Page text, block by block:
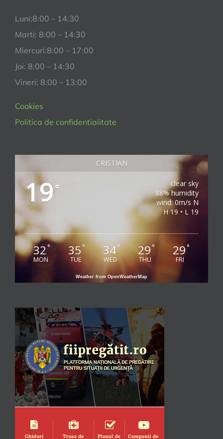
Luni:8:00 – 14:30
Marti: 8:00 – 14:30
Miercuri:8:00 – 17:00
Joi: 8:00 – 14:30
Vineri: 8:00 – 13:00
Cookies
Politica de confidentialitate
CRISTIAN
19°
clear sky
88% humidity
wind: 0m/s N
H 19 • L 19
32°
MON
35°
TUE
34°
WED
29°
THU
29°
FRI
Weather from OpenWeatherMap